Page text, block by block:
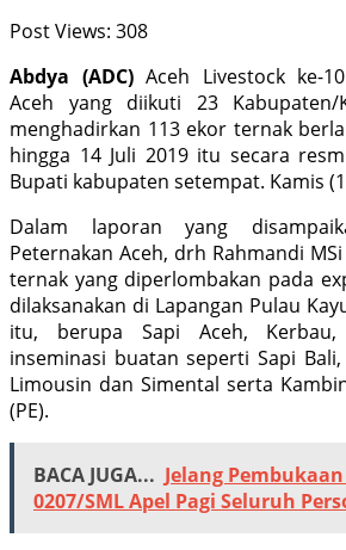
Post Views: 308
Abdya (ADC)Aceh Livestock ke-
Aceh yang diikuti 23
menghadirkan 113 ekor ternak
hingga 14 Juli 2019 itu secara
Bupati kabupaten setempat. Kamis
Dalam laporan yang
Peternakan Aceh, drh Rahmandi
ternak yang diperlombakan pada
dilaksanakan di Lapangan Pulau
itu, berupa Sapi Aceh,
inseminasi buatan seperti Sapi
Limousin dan Simental serta
(PE).
BACA JUGA... Jelang
0207/SML Apel Pagi Seluruh